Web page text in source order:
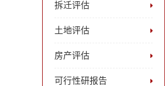
拆迁评估
土地评估
房产评估
可行性研报告